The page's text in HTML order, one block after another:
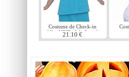
Costume de Check-in
filles VRFLpWp 2 en 1
21.10 €